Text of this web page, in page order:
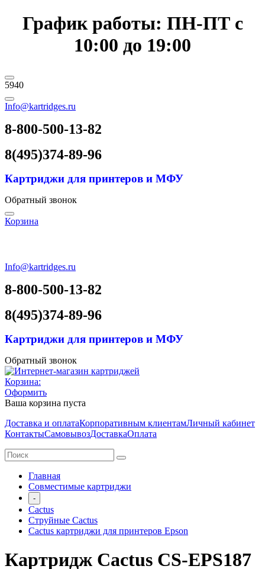
График работы: ПН-ПТ с
10:00 до 19:00
5940
Info@kartridges.ru
8-800-500-13-82
8(495)374-89-96
Картриджи для принтеров и МФУ
Обратный звонок
Корзина
Info@kartridges.ru
8-800-500-13-82
8(495)374-89-96
Картриджи для принтеров и МФУ
Обратный звонок
Корзина:
Оформить
Ваша корзина пуста
Доставка и оплатаКорпоративным клиентамЛичный кабинет
КонтактыСамовывозДоставкаОплата
Главная
Совместимые картриджи
-
Cactus
Струйные Cactus
Cactus картриджи для принтеров Epson
Картридж Cactus CS-EPS187